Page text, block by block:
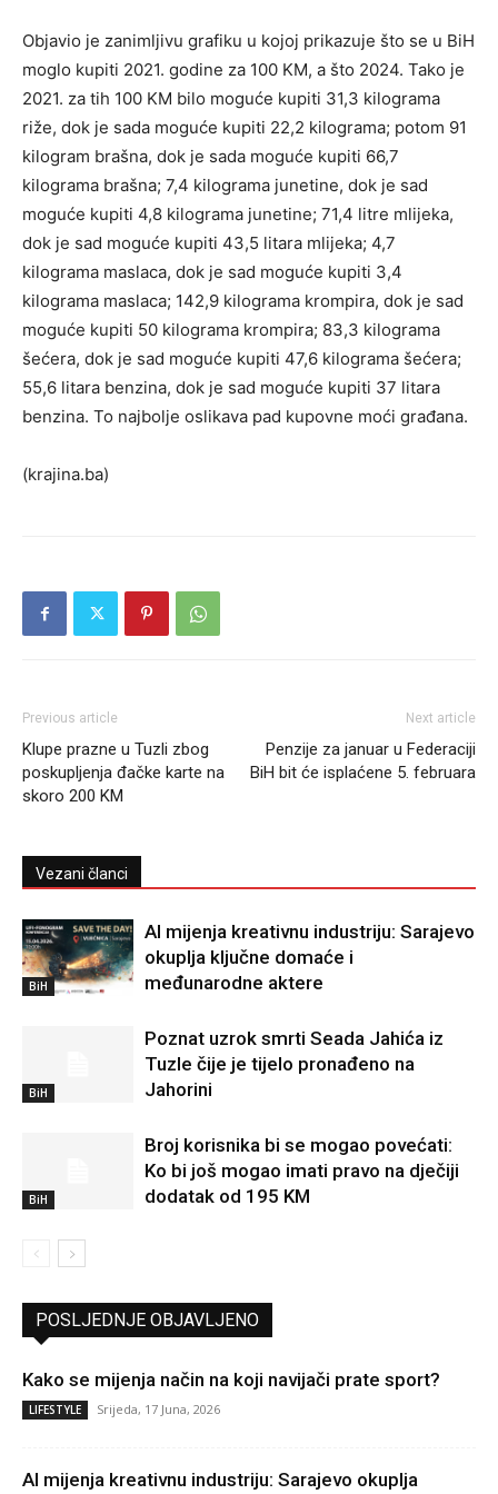
Objavio je zanimljivu grafiku u kojoj prikazuje što se u BiH
moglo kupiti 2021. godine za 100 KM, a što 2024. Tako je
2021. za tih 100 KM bilo moguće kupiti 31,3 kilograma
riže, dok je sada moguće kupiti 22,2 kilograma; potom 91
kilogram brašna, dok je sada moguće kupiti 66,7
kilograma brašna; 7,4 kilograma junetine, dok je sad
moguće kupiti 4,8 kilograma junetine; 71,4 litre mlijeka,
dok je sad moguće kupiti 43,5 litara mlijeka; 4,7
kilograma maslaca, dok je sad moguće kupiti 3,4
kilograma maslaca; 142,9 kilograma krompira, dok je sad
moguće kupiti 50 kilograma krompira; 83,3 kilograma
šećera, dok je sad moguće kupiti 47,6 kilograma šećera;
55,6 litara benzina, dok je sad moguće kupiti 37 litara
benzina. To najbolje oslikava pad kupovne moći građana.
(krajina.ba)
Previous article
Klupe prazne u Tuzli zbog
poskupljenja đačke karte na
skoro 200 KM
Next article
Penzije za januar u Federaciji
BiH bit će isplaćene 5. februara
Vezani članci
BiH
AI mijenja kreativnu industriju: Sarajevo
okuplja ključne domaće i
međunarodne aktere
BiH
Poznat uzrok smrti Seada Jahića iz
Tuzle čije je tijelo pronađeno na
Jahorini
BiH
Broj korisnika bi se mogao povećati:
Ko bi još mogao imati pravo na dječiji
dodatak od 195 KM
POSLJEDNJE OBJAVLJENO
Kako se mijenja način na koji navijači prate sport?
LIFESTYLE Srijeda, 17 Juna, 2026
AI mijenja kreativnu industriju: Sarajevo okuplja